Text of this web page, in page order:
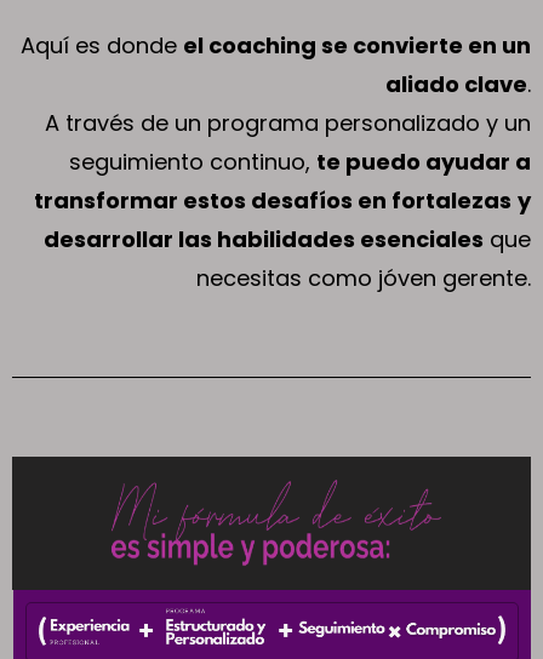
Aquí es donde el coaching se convierte en un
aliado clave.
A través de un programa personalizado y un
seguimiento continuo, te puedo ayudar a
transformar estos desafíos en fortalezas y
desarrollar las habilidades esenciales que
necesitas como jóven gerente.